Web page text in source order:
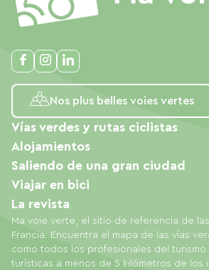
Nos plus belles voies vertes
Ma voie verte, el sitio de referencia de
Francia. Encuentra el mapa de las vías
como todos los profesionales del turismo
turísticas a menos de 5 kilómetros de los
Vías verdes y rutas ciclistas
Alojamientos
Saliendo de una gran ciudad
Viajar en bici
La revista